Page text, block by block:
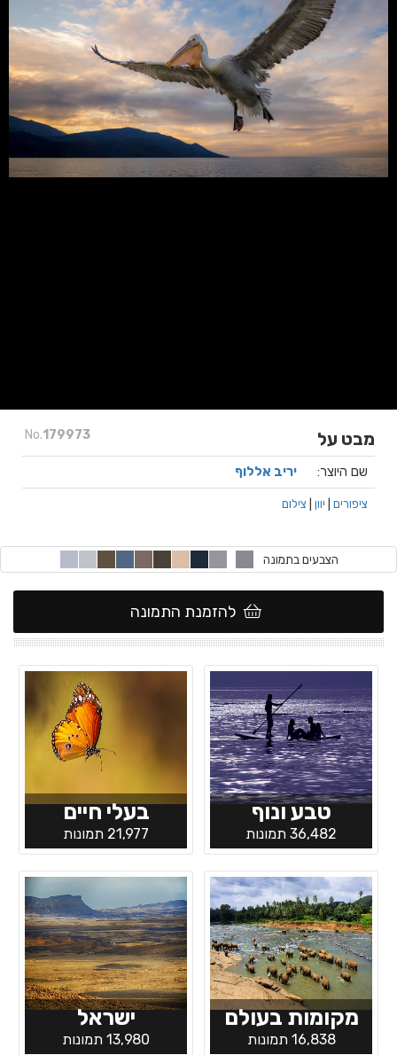
No.179973 מבט על
שם היוצר: יריב אללוף
ציפורים יוון צילום
הצבעים בתמונה
להזמנת התמונה
טבע ונוף
36,482 תמונות
בעלי חיים
21,977 תמונות
מקומות בעולם
16,838 תמונות
ישראל
13,980 תמונות